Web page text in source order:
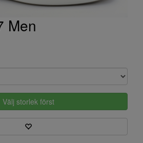
Men
Välj storlek först